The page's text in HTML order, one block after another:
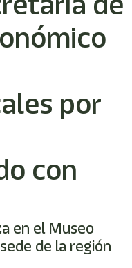
por
con
en el Museo
de la región